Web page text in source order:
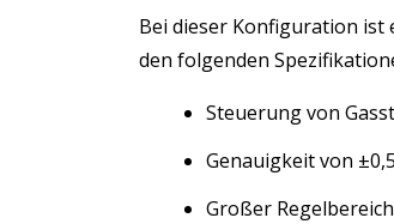
Bei dieser Konfiguration ist
den folgenden
Steuerung von
Genauigkeit von
Großer